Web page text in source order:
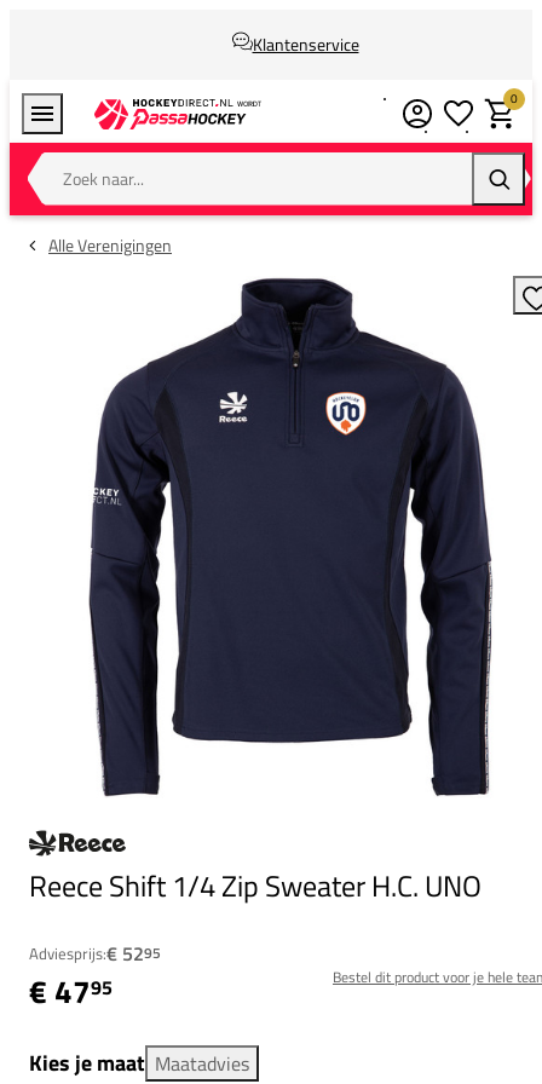
Klantenservice
Zoek naar...
0
Alle Verenigingen
Reece Shift 1/4 Zip Sweater H.C. UNO
Adviesprijs:€ 5295
€ 4795 Bestel dit product voor je hele
Kies je maat Maatadvies